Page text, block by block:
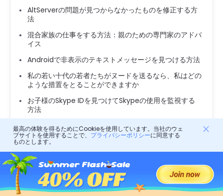
AltServerの問題が見つからなかったものを修正する方
法
混合家族の仕事をする方法：親のための専門家のアドバ
イス
Androidで非表示のテキストメッセージを見つける方法
私の若い十代の若者たちがヌードを送るなら、私はどの
ような措置をとることができますか
お子様のSkype IDを見つけてSkypeの使用を監視する
方法
Androidでテキストメッセージを転送する方法：ステッ
プバイステップガイド
最高の体験を得るためにCookieを使用しています。当社のウェ
ブサイトを使用することで、 プライバシーポリシーに同意する
ものとします。